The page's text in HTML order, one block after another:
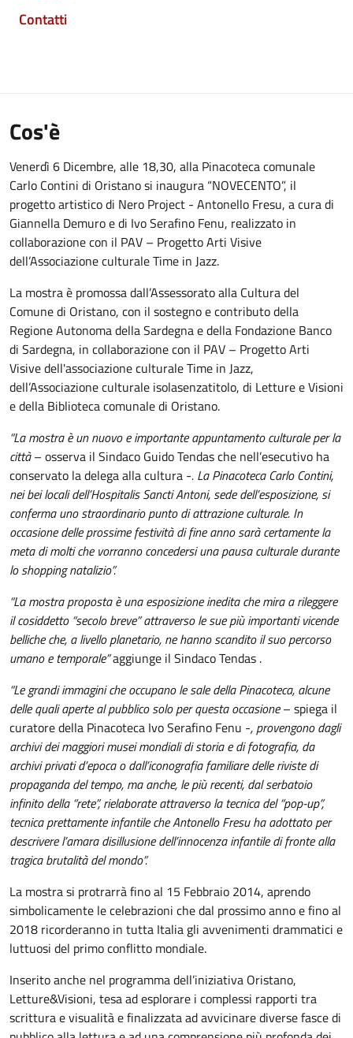
Contatti
Cos'è
Venerdì 6 Dicembre, alle 18,30, alla Pinacoteca comunale
Carlo Contini di Oristano si inaugura “NOVECENTO”, il
progetto artistico di Nero Project - Antonello Fresu, a cura di
Giannella Demuro e di Ivo Serafino Fenu, realizzato in
collaborazione con il PAV – Progetto Arti Visive
dell’Associazione culturale Time in Jazz.
La mostra è promossa dall’Assessorato alla Cultura del
Comune di Oristano, con il sostegno e contributo della
Regione Autonoma della Sardegna e della Fondazione Banco
di Sardegna, in collaborazione con il PAV – Progetto Arti
Visive dell'associazione culturale Time in Jazz,
dell’Associazione culturale isolasenzatitolo, di Letture e Visioni
e della Biblioteca comunale di Oristano.
“La mostra è un nuovo e importante appuntamento culturale per la
città– osserva il Sindaco Guido Tendas che nell’esecutivo ha
conservato la delega alla cultura -. La Pinacoteca Carlo Contini,
nei bei locali dell’Hospitalis Sancti Antoni, sede dell’esposizione, si
conferma uno straordinario punto di attrazione culturale. In
occasione delle prossime festività di fine anno sarà certamente la
meta di molti che vorranno concedersi una pausa culturale durante
lo shopping natalizio”.
“La mostra proposta è una esposizione inedita che mira a rileggere
il cosiddetto “secolo breve” attraverso le sue più importanti vicende
belliche che, a livello planetario, ne hanno scandito il suo percorso
umano e temporale”aggiunge il Sindaco Tendas .
“Le grandi immagini che occupano le sale della Pinacoteca, alcune
delle quali aperte al pubblico solo per questa occasione– spiega il
curatore della Pinacoteca Ivo Serafino Fenu -, provengono dagli
archivi dei maggiori musei mondiali di storia e di fotografia, da
archivi privati d’epoca o dall’iconografia familiare delle riviste di
propaganda del tempo, ma anche, le più recenti, dal serbatoio
infinito della “rete”, rielaborate attraverso la tecnica del “pop-up”,
tecnica prettamente infantile che Antonello Fresu ha adottato per
descrivere l’amara disillusione dell’innocenza infantile di fronte alla
tragica brutalità del mondo”.
La mostra si protrarrà fino al 15 Febbraio 2014, aprendo
simbolicamente le celebrazioni che dal prossimo anno e fino al
2018 ricorderanno in tutta Italia gli avvenimenti drammatici e
luttuosi del primo conflitto mondiale.
Inserito anche nel programma dell’iniziativa Oristano,
Letture&Visioni, tesa ad esplorare i complessi rapporti tra
scrittura e visualità e finalizzata ad avvicinare diverse fasce di